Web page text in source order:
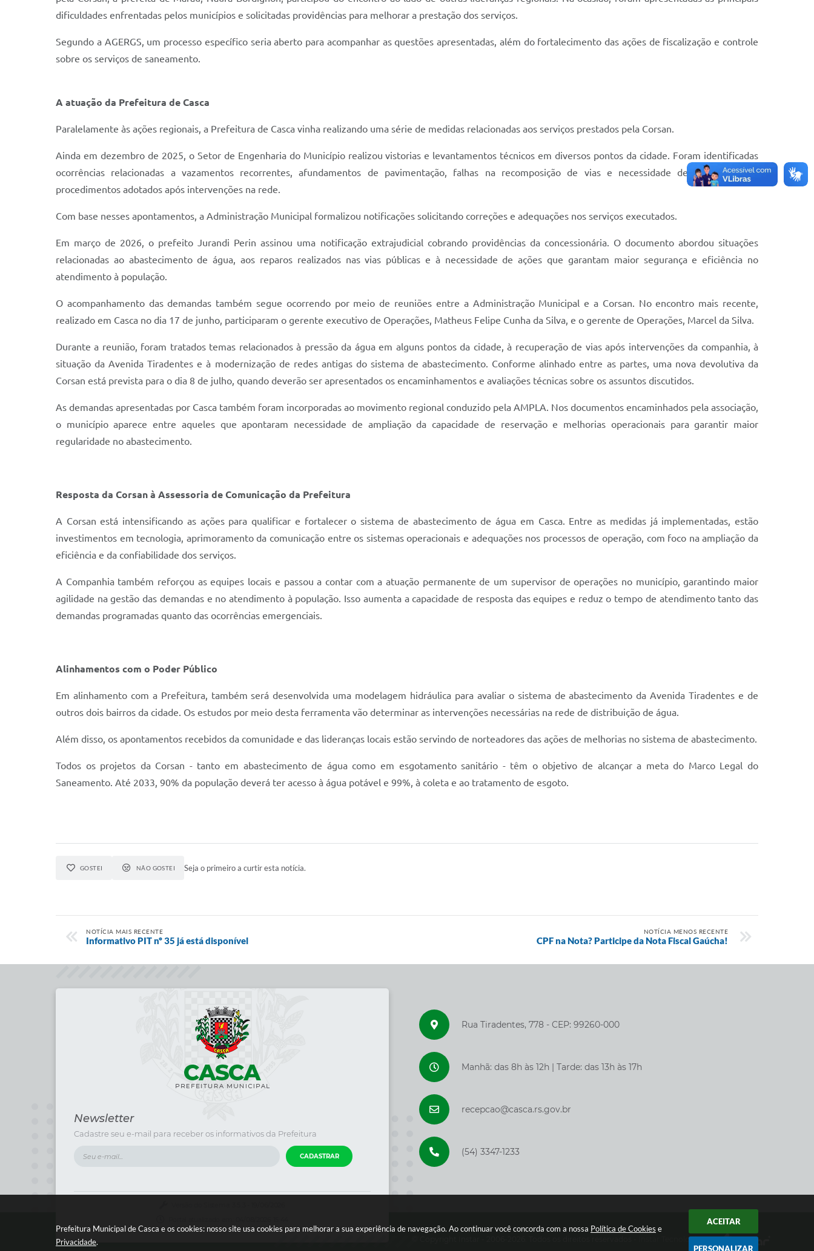
Prefeitura Municipal de Casca e os cookies: nosso site usa cookies para melhorar a sua experiência de navegação. Ao continuar você concorda com a nossa Política de Cookies e
Privacidade.
ACEITAR
PERSONALIZAR
dificuldades enfrentadas pelos municípios e solicitadas providências para melhorar a prestação dos serviços.
Segundo a AGERGS, um processo específico seria aberto para acompanhar as questões apresentadas, além do fortalecimento das ações de fiscalização e controle
sobre os serviços de saneamento.
A atuação da Prefeitura de Casca
Paralelamente às ações regionais, a Prefeitura de Casca vinha realizando uma série de medidas relacionadas aos serviços prestados pela Corsan.
Ainda em dezembro de 2025, o Setor de Engenharia do Município realizou vistorias e levantamentos técnicos em diversos pontos da cidade. Foram identificadas
ocorrências relacionadas a vazamentos recorrentes, afundamentos de pavimentação, falhas na recomposição de vias e necessidade de melhorias nos
procedimentos adotados após intervenções na rede.
Com base nesses apontamentos, a Administração Municipal formalizou notificações solicitando correções e adequações nos serviços executados.
Em março de 2026, o prefeito Jurandi Perin assinou uma notificação extrajudicial cobrando providências da concessionária. O documento abordou situações
relacionadas ao abastecimento de água, aos reparos realizados nas vias públicas e à necessidade de ações que garantam maior segurança e eficiência no
atendimento à população.
O acompanhamento das demandas também segue ocorrendo por meio de reuniões entre a Administração Municipal e a Corsan. No encontro mais recente,
realizado em Casca no dia 17 de junho, participaram o gerente executivo de Operações, Matheus Felipe Cunha da Silva, e o gerente de Operações, Marcel da Silva.
Durante a reunião, foram tratados temas relacionados à pressão da água em alguns pontos da cidade, à recuperação de vias após intervenções da companhia, à
situação da Avenida Tiradentes e à modernização de redes antigas do sistema de abastecimento. Conforme alinhado entre as partes, uma nova devolutiva da
Corsan está prevista para o dia 8 de julho, quando deverão ser apresentados os encaminhamentos e avaliações técnicas sobre os assuntos discutidos.
As demandas apresentadas por Casca também foram incorporadas ao movimento regional conduzido pela AMPLA. Nos documentos encaminhados pela associação,
o município aparece entre aqueles que apontaram necessidade de ampliação da capacidade de reservação e melhorias operacionais para garantir maior
regularidade no abastecimento.
Resposta da Corsan à Assessoria de Comunicação da Prefeitura
A Corsan está intensificando as ações para qualificar e fortalecer o sistema de abastecimento de água em Casca. Entre as medidas já implementadas, estão
investimentos em tecnologia, aprimoramento da comunicação entre os sistemas operacionais e adequações nos processos de operação, com foco na ampliação da
eficiência e da confiabilidade dos serviços.
A Companhia também reforçou as equipes locais e passou a contar com a atuação permanente de um supervisor de operações no município, garantindo maior
agilidade na gestão das demandas e no atendimento à população. Isso aumenta a capacidade de resposta das equipes e reduz o tempo de atendimento tanto das
demandas programadas quanto das ocorrências emergenciais.
Alinhamentos com o Poder Público
Em alinhamento com a Prefeitura, também será desenvolvida uma modelagem hidráulica para avaliar o sistema de abastecimento da Avenida Tiradentes e de
outros dois bairros da cidade. Os estudos por meio desta ferramenta vão determinar as intervenções necessárias na rede de distribuição de água.
Além disso, os apontamentos recebidos da comunidade e das lideranças locais estão servindo de norteadores das ações de melhorias no sistema de abastecimento.
Todos os projetos da Corsan - tanto em abastecimento de água como em esgotamento sanitário - têm o objetivo de alcançar a meta do Marco Legal do
Saneamento. Até 2033, 90% da população deverá ter acesso à água potável e 99%, à coleta e ao tratamento de esgoto.
GOSTEI NÃO GOSTEI Seja o primeiro a curtir esta notícia.
NOTÍCIA MAIS RECENTE
Informativo PIT nº 35 já está disponível
NOTÍCIA MENOS RECENTE
CPF na Nota? Participe da Nota Fiscal Gaúcha!
Newsletter
Cadastre seu e-mail para receber os informativos da Prefeitura
CADASTRAR
Rua Tiradentes, 778 - CEP: 99260-000
Manhã: das 8h às 12h | Tarde: das 13h às 17h
recepcao@casca.rs.gov.br
(54) 3347-1233
Instar Tecnologia